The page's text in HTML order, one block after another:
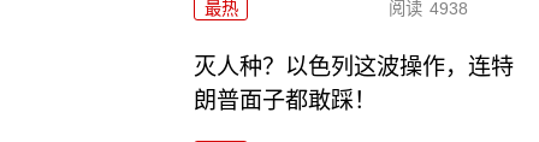
最热 阅读 4938
灭人种？以色列这波操作，连特
朗普面子都敢踩！